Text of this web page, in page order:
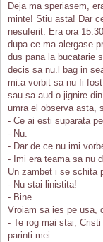
Deja ma speriasem,
minte! Stiu asta! Dar
nesuferit. Era ora
dupa ce ma alergase
dus pana la bucatarie
decis sa nu.l bag in
mi.a vorbit sa nu fi
sau sa aud o jignire
umra el observa asta,
- Ce ai esti suparata
- Nu.
- Dar de ce nu imi
- Imi era teama sa nu
Un zambet i se schita
- Nu stai linistita!
- Bine.
Vroiam sa ies pe usa,
- Te rog mai stai,
parinti mei.